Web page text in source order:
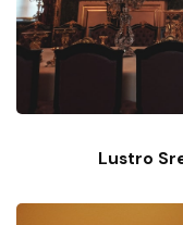
Lustro